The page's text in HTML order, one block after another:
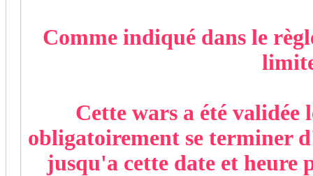
Comme indiqué dans le
Cette wars a été validée
obligatoirement se terminer
jusqu'a cette date et